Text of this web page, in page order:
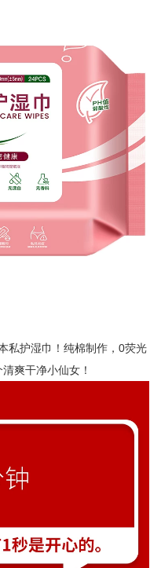
私护湿巾！纯棉制作，0荧光
爽干净小仙女！